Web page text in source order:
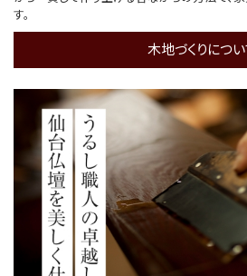
す。
木地づくりにつ